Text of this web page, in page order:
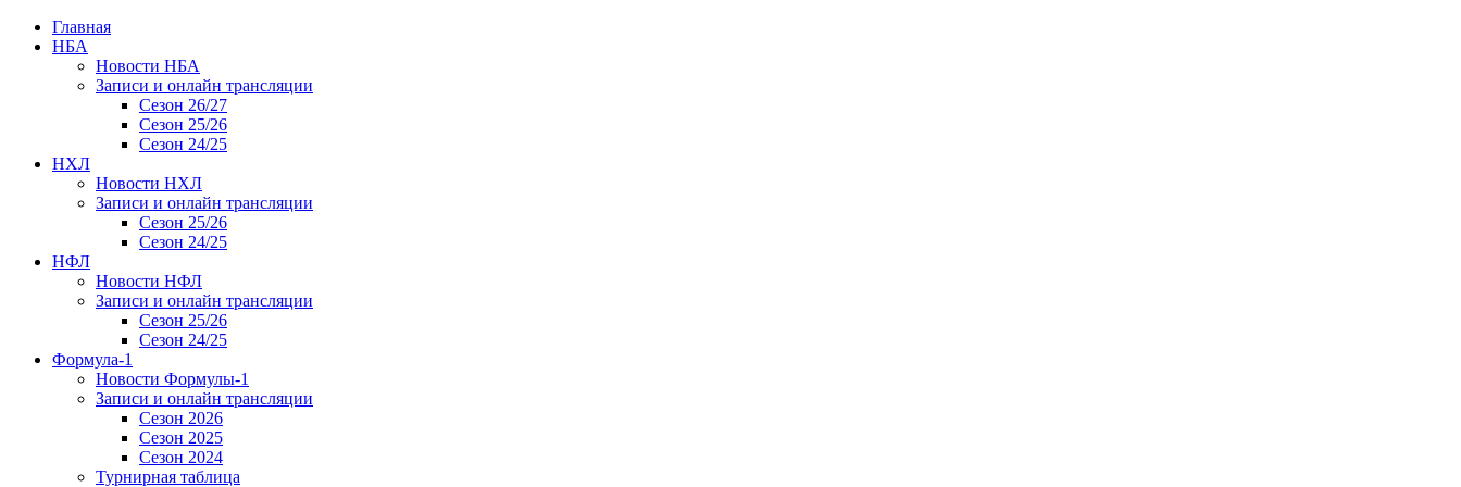
Главная
НБА
Новости НБА
Записи и онлайн трансляции
Сезон 26/27
Сезон 25/26
Сезон 24/25
НХЛ
Новости НХЛ
Записи и онлайн трансляции
Сезон 25/26
Сезон 24/25
НФЛ
Новости НФЛ
Записи и онлайн трансляции
Сезон 25/26
Сезон 24/25
Формула-1
Новости Формулы-1
Записи и онлайн трансляции
Сезон 2026
Сезон 2025
Сезон 2024
Турнирная таблица